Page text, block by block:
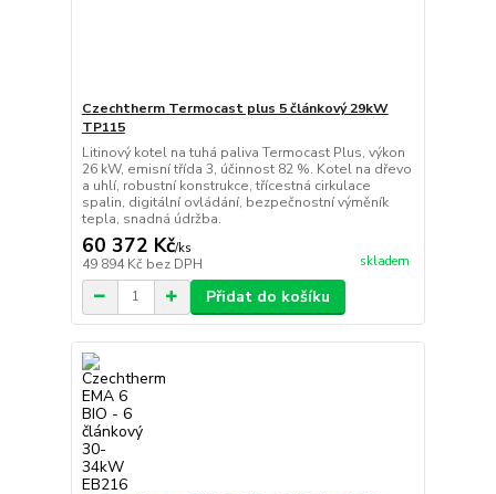
Czechtherm Termocast plus 5 článkový 29kW
TP115
Litinový kotel na tuhá paliva Termocast Plus, výkon
26 kW, emisní třída 3, účinnost 82 %. Kotel na dřevo
a uhlí, robustní konstrukce, třícestná cirkulace
spalin, digitální ovládání, bezpečnostní výměník
tepla, snadná údržba.
60 372 Kč/ks
49 894 Kč bez DPH skladem
Přidat do košíku